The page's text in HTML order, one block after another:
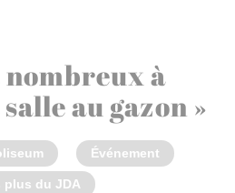
nombreux à
au gazon »
Événement
plus du JDA